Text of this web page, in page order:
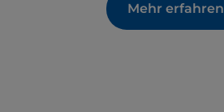
Mehr erfahren